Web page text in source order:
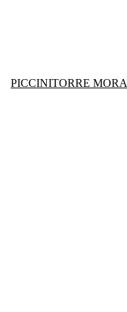
PICCINITORRE MORA